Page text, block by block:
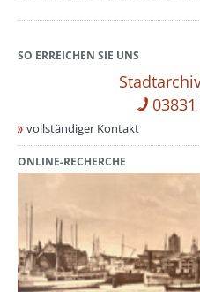
SO ERREICHEN SIE UNS
vollständiger Kontakt
ONLINE-RECHERCHE